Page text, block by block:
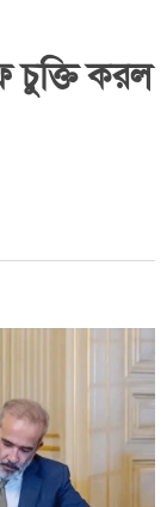
চুক্তি করল